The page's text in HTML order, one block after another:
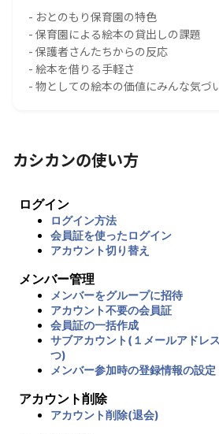
- おとのもり保育園の特色
- 保育園による絵本の貸出しの課題
- 保護者さんたちからの反応
- 絵本を借りる手軽さ
- 物としての絵本の価値にみんな気づ
カシカンの使い方
ログイン
ログイン方法
会員証を使ったログイン
アカウント切り替え
メンバー管理
メンバーをグループに招待
アカウント不要の会員証
会員証の一括作成
サブアカウント(１メールアドレ
つ)
メンバー参加時の登録情報の設定
アカウント削除
アカウント削除(退会)